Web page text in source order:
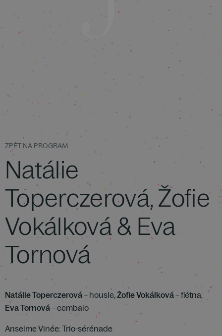
ZPĚT NA PROGRAM
Natálie
Toperczerová, Žofie
Vokálková & Eva
Tornová
Natálie Toperczerová– housle,Žofie Vokálková– flétna,
Eva Tornová– cembalo
Anselme Vinée: Trio-sérénade